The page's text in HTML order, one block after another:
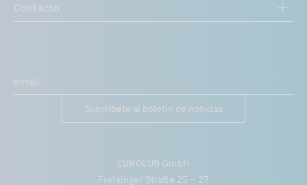
Contacto
Suscríbete al boletín de noticias
EUROLUB GmbH
Freisinger Straße 25 – 27